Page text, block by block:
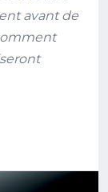
avant de